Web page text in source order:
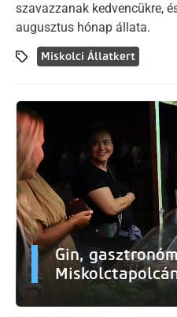
szavazzanak kedvencükre,
augusztus hónap állata.
Miskolci Állatkert
Gin,